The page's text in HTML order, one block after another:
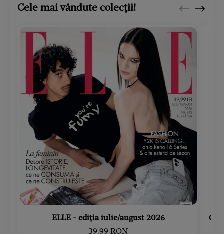
Cele mai vândute colecții!
ELLE - ediția iulie/august 2026
39.99 RON